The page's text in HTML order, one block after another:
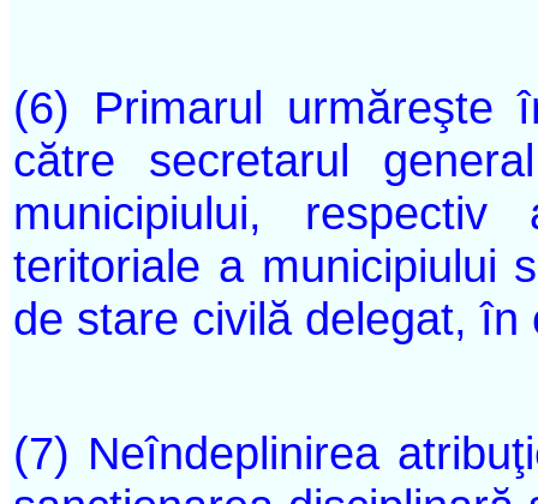
(6) Primarul urmăreşte
către secretarul
municipiului, respectiv
teritoriale a municipiului
de stare civilă delegat, în
(7) Neîndeplinirea